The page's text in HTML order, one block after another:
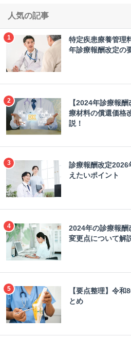
人気の記事
特定疾患療養管理
年診療報酬改定の
【2024年診療報
療材料の償還価格
説！
診療報酬改定2026
えたいポイント
2024年の診療報酬
変更点について解
【要点整理】令和
とめ